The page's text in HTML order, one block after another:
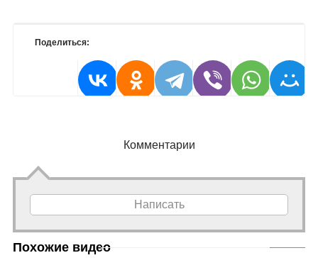
Поделиться:
Комментарии
Написать
Похожие видео